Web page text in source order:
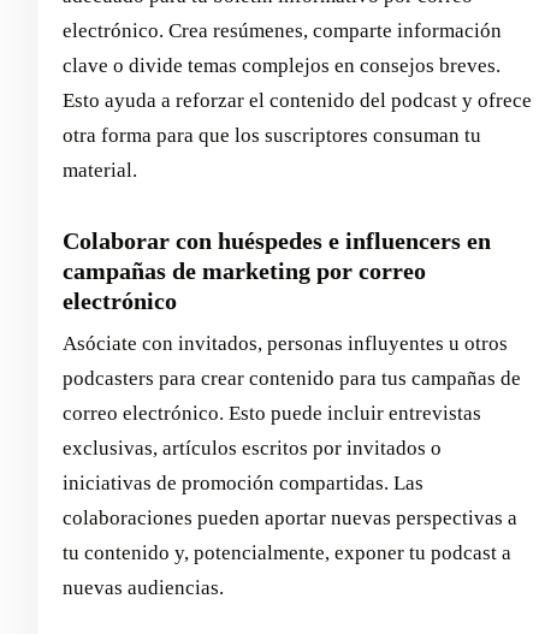
electrónico. Crea resúmenes, comparte información
clave o divide temas complejos en consejos breves.
Esto ayuda a reforzar el contenido del podcast y ofrece
otra forma para que los suscriptores consuman tu
material.
Colaborar con huéspedes e influencers en
campañas de marketing por correo
electrónico
Asóciate con invitados, personas influyentes u otros
podcasters para crear contenido para tus campañas de
correo electrónico. Esto puede incluir entrevistas
exclusivas, artículos escritos por invitados o
iniciativas de promoción compartidas. Las
colaboraciones pueden aportar nuevas perspectivas a
tu contenido y, potencialmente, exponer tu podcast a
nuevas audiencias.